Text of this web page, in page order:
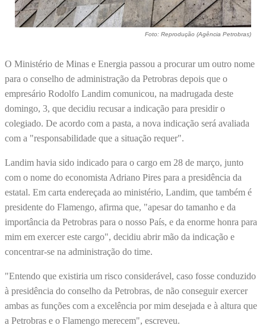
Foto: Reprodução (Agência Petrobras)
O Ministério de Minas e Energia passou a procurar um outro nome
para o conselho de administração da Petrobras depois que o
empresário Rodolfo Landim comunicou, na madrugada deste
domingo, 3, que decidiu recusar a indicação para presidir o
colegiado. De acordo com a pasta, a nova indicação será avaliada
com a "responsabilidade que a situação requer".
Landim havia sido indicado para o cargo em 28 de março, junto
com o nome do economista Adriano Pires para a presidência da
estatal. Em carta endereçada ao ministério, Landim, que também é
presidente do Flamengo, afirma que, "apesar do tamanho e da
importância da Petrobras para o nosso País, e da enorme honra para
mim em exercer este cargo", decidiu abrir mão da indicação e
concentrar-se na administração do time.
"Entendo que existiria um risco considerável, caso fosse conduzido
à presidência do conselho da Petrobras, de não conseguir exercer
ambas as funções com a excelência por mim desejada e à altura que
a Petrobras e o Flamengo merecem", escreveu.